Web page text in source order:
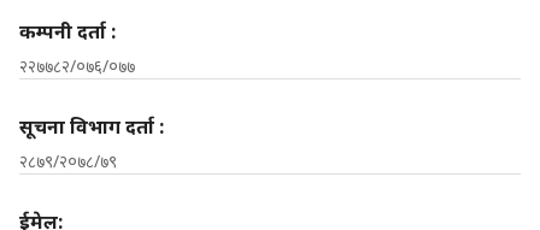
कम्पनी दर्ता :
२२७७८२/०७६/०७७
सूचना विभाग दर्ता :
२८७९/२०७८/७९
ईमेल: